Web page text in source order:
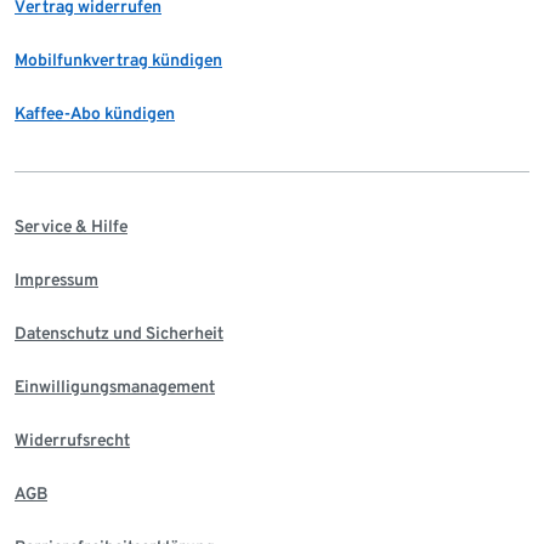
Vertrag widerrufen
Mobilfunkvertrag kündigen
Kaffee-Abo kündigen
Service & Hilfe
Impressum
Datenschutz und Sicherheit
Einwilligungsmanagement
Widerrufsrecht
AGB